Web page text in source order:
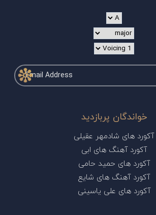
خواندگان پربازدید
آکورد های شادمهر عقیلی
آکورد آهنگ های ابی
آکورد های حمید حامی
آکورد آهنگ های شایع
آکورد های علی یاسینی